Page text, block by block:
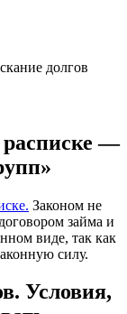
долгов
расписке —
Законом не
займа и
виде, так как
силу.
Условия,